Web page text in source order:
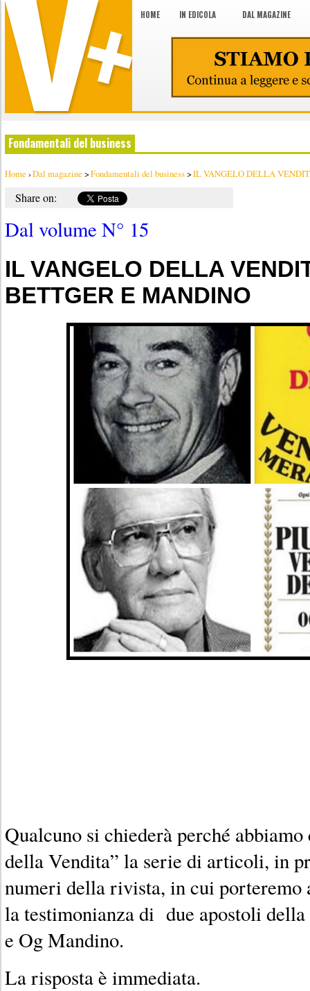
HOME IN EDICOLA DAL MAGAZINE
Fondamentali del business
Home ›Dal magazine >Fondamentali del business>IL VANGELO DELLA
Share on:
Dal volume N° 15
IL VANGELO DELLA
BETTGER E MANDINO
Qualcuno si chiederà perché
della Vendita” la serie di articoli, in
numeri della rivista, in cui porteremo
la testimonianza di due apostoli
e Og Mandino.
La risposta è immediata.